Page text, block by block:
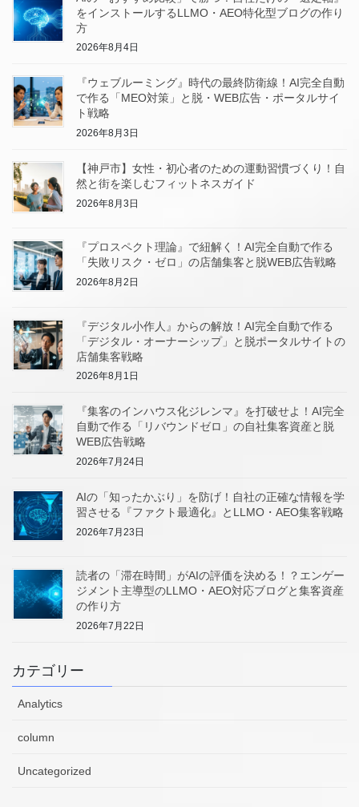
をインストールするLLMO・AEO特化型ブログの作り
方
2026年8月4日
『ウェブルーミング』時代の最終防衛線！AI完全自動
で作る「MEO対策」と脱・WEB広告・ポータルサイ
ト戦略
2026年8月3日
【神戸市】女性・初心者のための運動習慣づくり！自
然と街を楽しむフィットネスガイド
2026年8月3日
『プロスペクト理論』で紐解く！AI完全自動で作る
「失敗リスク・ゼロ」の店舗集客と脱WEB広告戦略
2026年8月2日
『デジタル小作人』からの解放！AI完全自動で作る
「デジタル・オーナーシップ」と脱ポータルサイトの
店舗集客戦略
2026年8月1日
『集客のインハウス化ジレンマ』を打破せよ！AI完全
自動で作る「リバウンドゼロ」の自社集客資産と脱
WEB広告戦略
2026年7月24日
AIの「知ったかぶり」を防げ！自社の正確な情報を学
習させる『ファクト最適化』とLLMO・AEO集客戦略
2026年7月23日
読者の「滞在時間」がAIの評価を決める！？エンゲー
ジメント主導型のLLMO・AEO対応ブログと集客資産
の作り方
2026年7月22日
カテゴリー
Analytics
column
Uncategorized